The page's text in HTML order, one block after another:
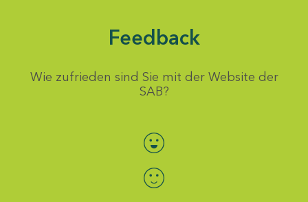
Feedback
Wie zufrieden sind Sie mit der Website der
SAB?
Bewertung auswählen